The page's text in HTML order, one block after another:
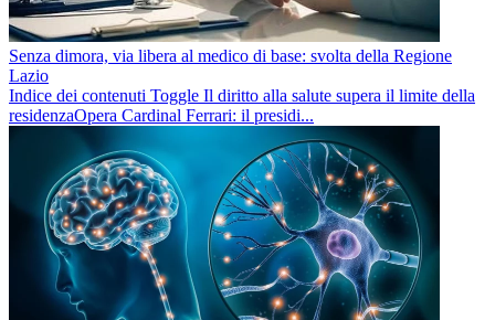
Senza dimora, via libera al medico di base: svolta della Regione
Lazio
Indice dei contenuti Toggle Il diritto alla salute supera il limite della
residenzaOpera Cardinal Ferrari: il presidi...